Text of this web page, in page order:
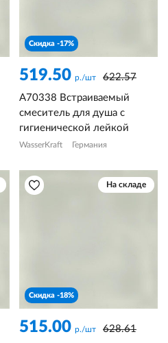
Скидка -17%
519.50 р./шт
622.57
A70338 Встраиваемый
смеситель для душа с
гигиенической лейкой
WasserKraft Германия
На складе
Скидка -18%
515.00 р./шт
628.61